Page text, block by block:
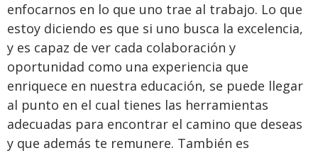
enfocarnos en lo que uno trae al trabajo. Lo que
estoy diciendo es que si uno busca la excelencia,
y es capaz de ver cada colaboración y
oportunidad como una experiencia que
enriquece en nuestra educación, se puede llegar
al punto en el cual tienes las herramientas
adecuadas para encontrar el camino que deseas
y que además te remunere. También es